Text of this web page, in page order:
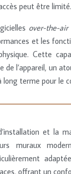
peut être limité.
over-the-air
et les
Cette
de l’appareil, un
long terme pour le
et la
muraux
offrant un